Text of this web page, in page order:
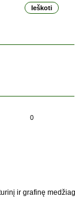
0
ir grafinę